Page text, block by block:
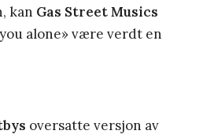
kan Gas Street Musics
alone» være verdt en
oversatte versjon av